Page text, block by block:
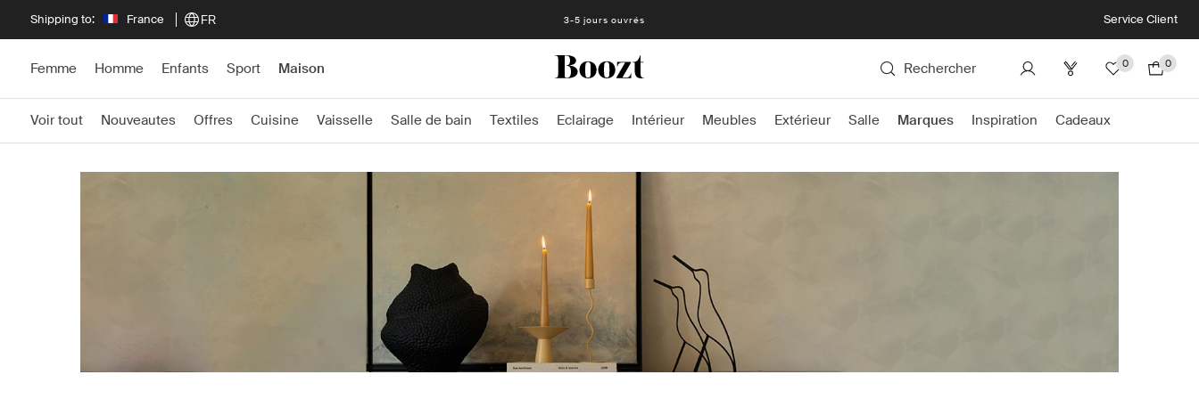
Shipping to: France FR 3-5 jours ouvrés Service Client
Femme Homme Enfants Sport Maison Rechercher 0 0
Voir tout Nouveautes Offres Cuisine Vaisselle Salle de bain Textiles Eclairage Intérieur Meubles Extérieur Salle Marques Inspiration Cadeaux